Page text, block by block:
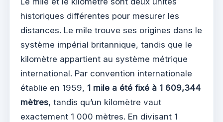
historiques différentes pour mesurer les
distances. Le mile trouve ses origines dans le
système impérial britannique, tandis que le
kilomètre appartient au système métrique
international. Par convention internationale
établie en 1959, 1 mile a été fixé à 1 609,344
mètres, tandis qu’un kilomètre vaut
exactement 1 000 mètres. En divisant 1